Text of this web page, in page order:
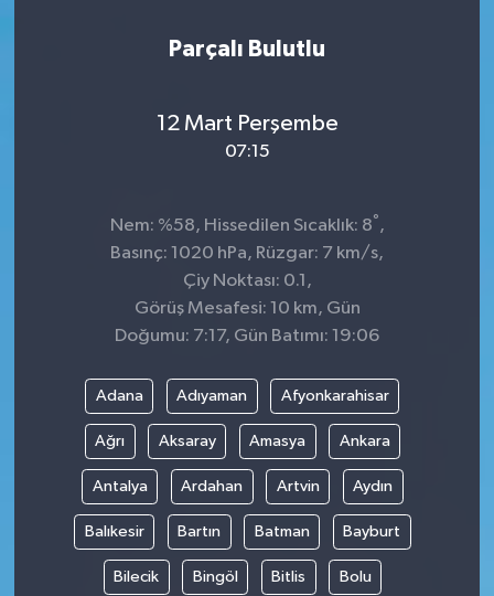
Parçalı Bulutlu
12 Mart Perşembe
07:15
Nem: %58, Hissedilen Sıcaklık: 8° ,
Basınç: 1020 hPa, Rüzgar: 7 km/s,
Çiy Noktası: 0.1,
Görüş Mesafesi: 10 km, Gün
Doğumu: 7:17, Gün Batımı: 19:06
Adana Adıyaman Afyonkarahisar
Ağrı Aksaray Amasya Ankara
Antalya Ardahan Artvin Aydın
Balıkesir Bartın Batman Bayburt
Bilecik Bingöl Bitlis Bolu